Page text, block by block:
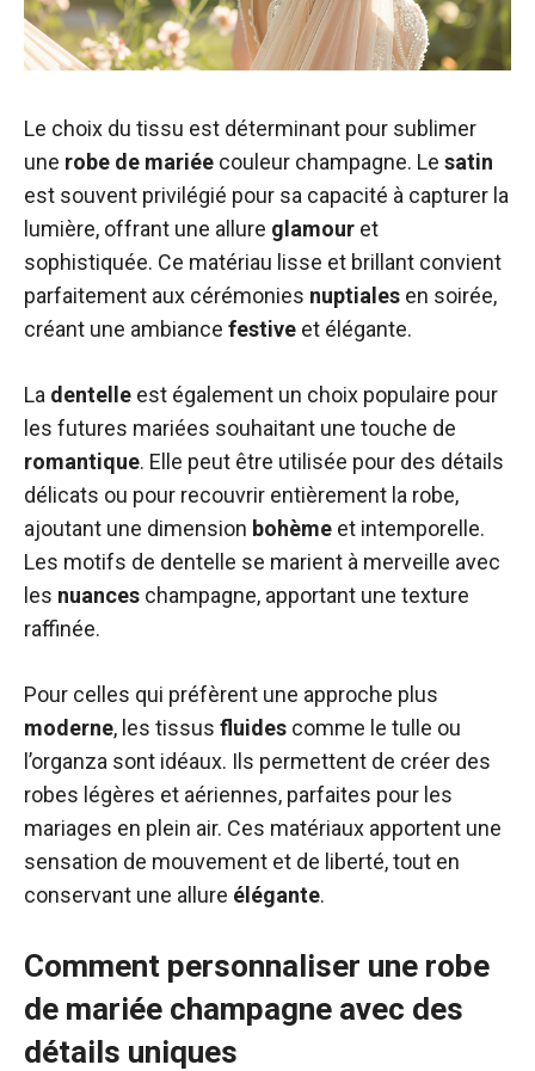
Le choix du tissu est déterminant pour sublimer
une robe de mariée couleur champagne. Le satin
est souvent privilégié pour sa capacité à capturer la
lumière, offrant une allure glamour et
sophistiquée. Ce matériau lisse et brillant convient
parfaitement aux cérémonies nuptiales en soirée,
créant une ambiance festive et élégante.
La dentelle est également un choix populaire pour
les futures mariées souhaitant une touche de
romantique. Elle peut être utilisée pour des détails
délicats ou pour recouvrir entièrement la robe,
ajoutant une dimension bohème et intemporelle.
Les motifs de dentelle se marient à merveille avec
les nuances champagne, apportant une texture
raffinée.
Pour celles qui préfèrent une approche plus
moderne, les tissus fluides comme le tulle ou
l’organza sont idéaux. Ils permettent de créer des
robes légères et aériennes, parfaites pour les
mariages en plein air. Ces matériaux apportent une
sensation de mouvement et de liberté, tout en
conservant une allure élégante.
Comment personnaliser une robe
de mariée champagne avec des
détails uniques